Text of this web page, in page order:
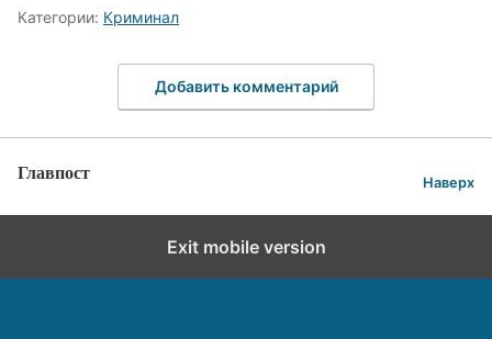
Категории: Криминал
Добавить комментарий
Главпост Наверх
Exit mobile version